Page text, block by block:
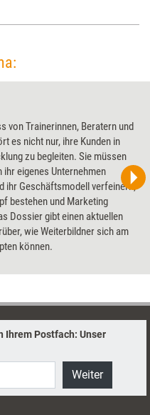
von Trainerinnen, Beratern und
es nicht nur, ihre Kunden in
zu begleiten. Sie müssen
ihr eigenes Unternehmen
ihr Geschäftsmodell verfeinern,
bestehen und Marketing
Dossier gibt einen aktuellen
wie Weiterbildner sich am
können.
Ihrem Postfach: Unser
Weiter